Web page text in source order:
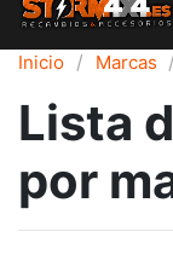
Inicio Marcas
Lista
por